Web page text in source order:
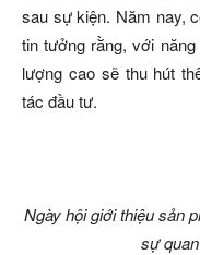
sau sự kiện. Năm nay,
tin tưởng rằng, với
lượng cao sẽ thu hút
tác đầu tư.
Ngày hội giới thiệu sản
sự